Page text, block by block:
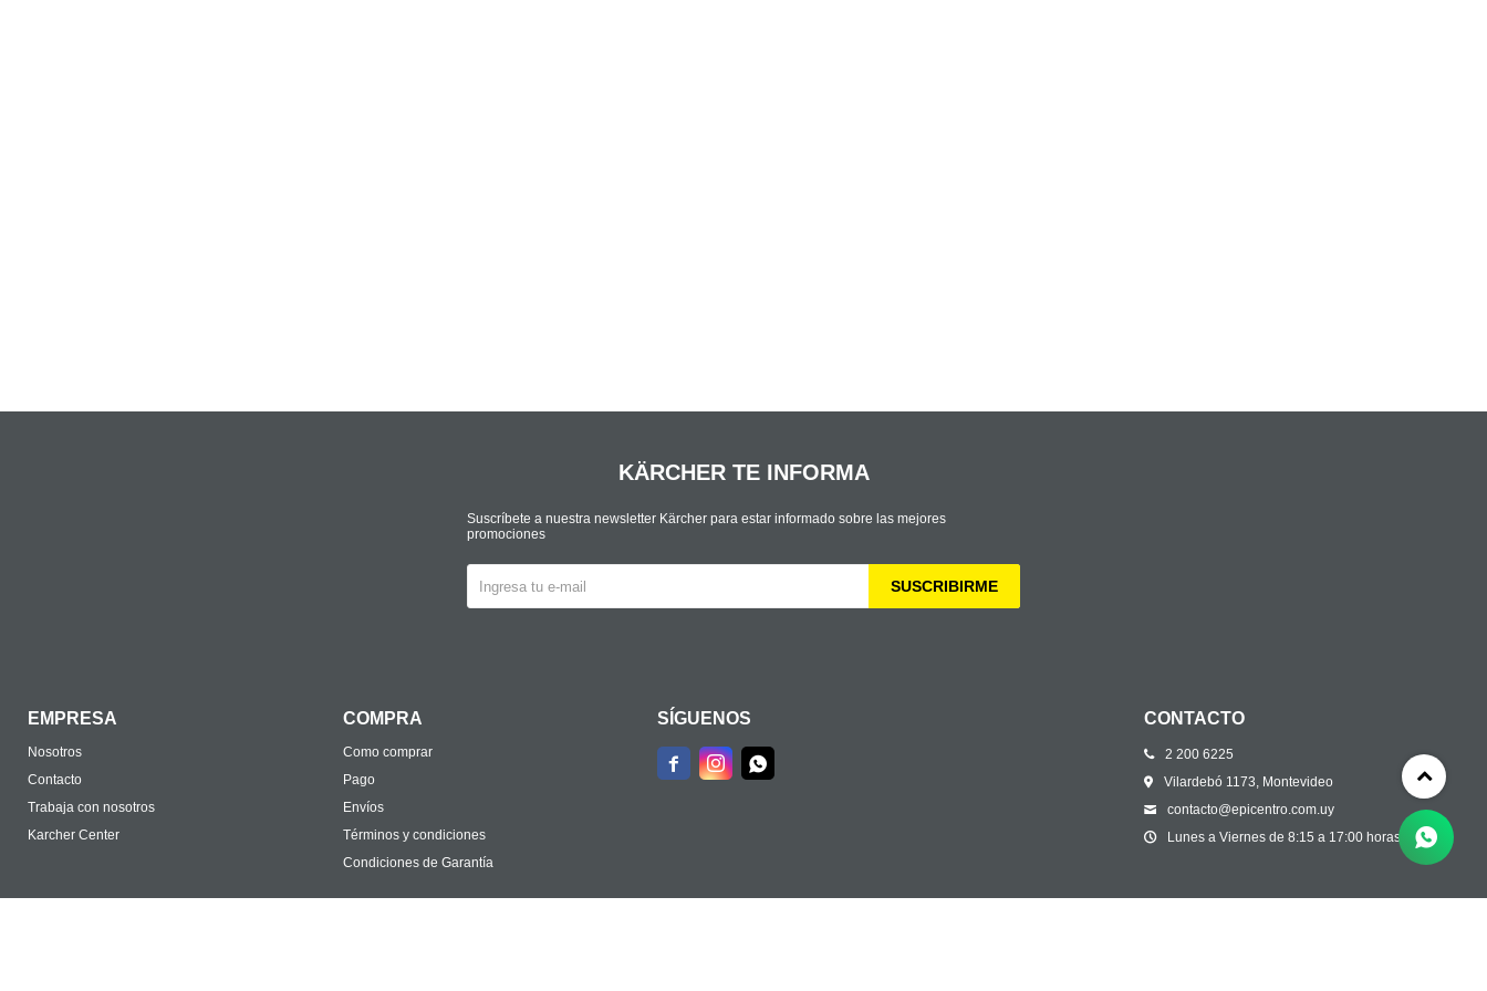
CONTACTO
2 200 6225
Vilardebó 1173, Montevideo
contacto@epicentro.com.uy
Lunes a Viernes de 8:15 a 17:00 horas
EMPRESA
Nosotros
Contacto
Trabaja con nosotros
Karcher Center
COMPRA
Como comprar
Pago
Envíos
Términos y condiciones
Condiciones de Garantía
SÍGUENOS
  
KÄRCHER TE INFORMA
Suscríbete a nuestra newsletter Kärcher para estar informado sobre las mejores
promociones
SUSCRIBIRME